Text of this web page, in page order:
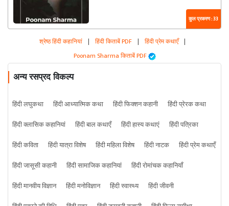
कुल प्रकरण : 33
श्रेष्ठ हिंदी कहानियां | हिंदी किताबें PDF | हिंदी प्रेम कथाएँ |
Poonam Sharma किताबें PDF
अन्य रसप्रद विकल्प
हिंदी लघुकथा हिंदी आध्यात्मिक कथा हिंदी फिक्शन कहानी
हिंदी प्रेरक कथा
हिंदी क्लासिक कहानियां
हिंदी बाल कथाएँ हिंदी हास्य कथाएं
हिंदी पत्रिका
हिंदी कविता
हिंदी यात्रा विशेष हिंदी महिला विशेष हिंदी नाटक
हिंदी प्रेम कथाएँ
हिंदी जासूसी कहानी
हिंदी सामाजिक कहानियां
हिंदी रोमांचक कहानियाँ
हिंदी मानवीय विज्ञान
हिंदी मनोविज्ञान हिंदी स्वास्थ्य
हिंदी जीवनी